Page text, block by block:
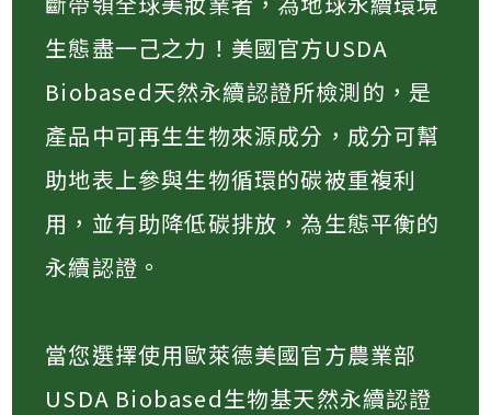
生態盡一己之力！美國官方USDA
Biobased天然永續認證所檢測的，是
產品中可再生生物來源成分，成分可幫
助地表上參與生物循環的碳被重複利
用，並有助降低碳排放，為生態平衡的
永續認證。
當您選擇使用歐萊德美國官方農業部
USDA Biobased生物基天然永續認證